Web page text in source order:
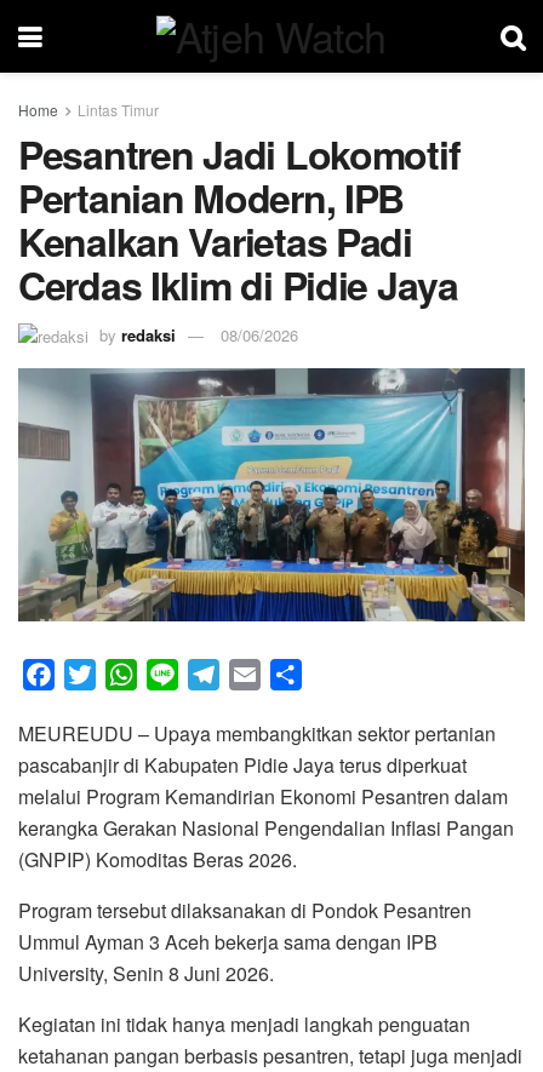
Home Lintas Timur
Pesantren Jadi Lokomotif
Pertanian Modern, IPB
Kenalkan Varietas Padi
Cerdas Iklim di Pidie Jaya
by redaksi 08/06/2026
c
e
b
o
o
i
t
t
e
r
W
a
t
s
A
p
n
e
l
e
g
r
a
a
i
l
a
r
e
MEUREUDU – Upaya membangkitkan sektor pertanian
pascabanjir di Kabupaten Pidie Jaya terus diperkuat
melalui Program Kemandirian Ekonomi Pesantren dalam
kerangka Gerakan Nasional Pengendalian Inflasi Pangan
(GNPIP) Komoditas Beras 2026.
Program tersebut dilaksanakan di Pondok Pesantren
Ummul Ayman 3 Aceh bekerja sama dengan IPB
University, Senin 8 Juni 2026.
Kegiatan ini tidak hanya menjadi langkah penguatan
ketahanan pangan berbasis pesantren, tetapi juga menjadi